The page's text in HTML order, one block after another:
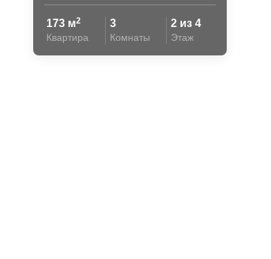
173 м2
Квартира
3
Комнаты
2 из 4
Этаж